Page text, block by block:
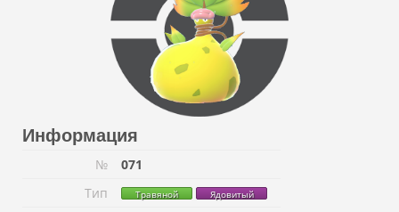
Информация
№
071
Тип
Травяной Ядовитый